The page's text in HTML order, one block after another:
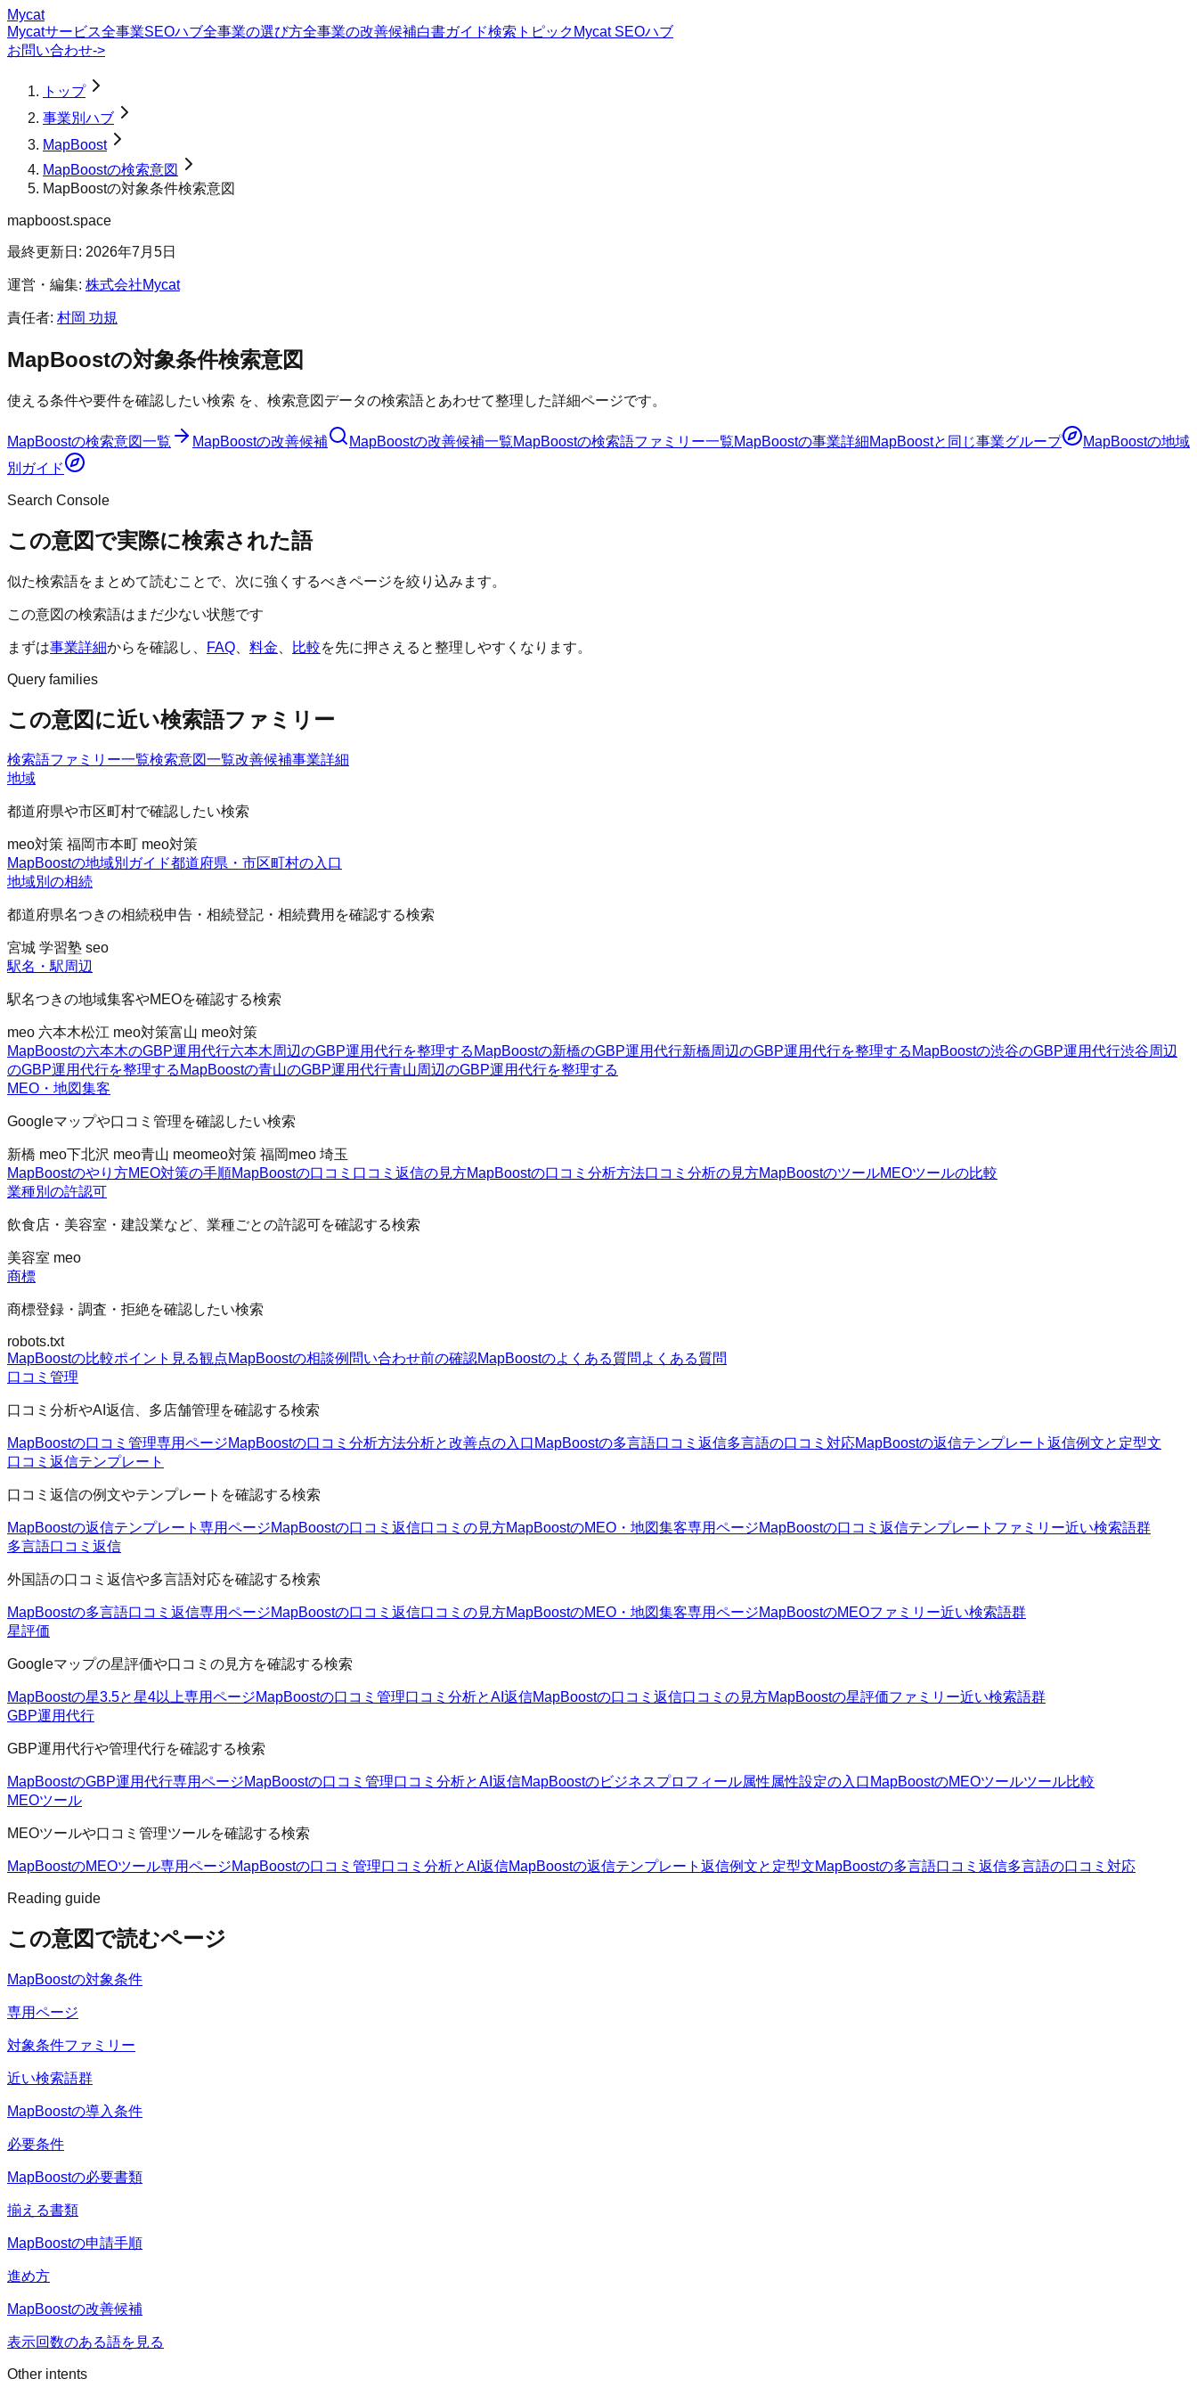
Mycat
Mycatサービス全事業SEOハブ全事業の選び方全事業の改善候補白書ガイド検索トピック Mycat SEOハブ
お問い合わせ->
トップ
事業別ハブ
MapBoost
MapBoostの検索意図
MapBoostの対象条件検索意図
mapboost.space
最終更新日: 2026年7月5日
運営・編集: 株式会社Mycat
責任者: 村岡 功規
MapBoostの対象条件検索意図
使える条件や要件を確認したい検索 を、検索意図データの検索語とあわせて整理した詳細ページです。
MapBoostの検索意図一覧 MapBoostの改善候補 MapBoostの改善候補一覧MapBoostの検索語ファミリー一覧MapBoostの事業詳細MapBoostと同じ事業グループ MapBoostの地域
別ガイド
Search Console
この意図で実際に検索された語
似た検索語をまとめて読むことで、次に強くするべきページを絞り込みます。
この意図の検索語はまだ少ない状態です
まずは事業詳細からを確認し、 FAQ 料金 比較を先に押さえると整理しやすくなります。
Query families
この意図に近い検索語ファミリー
検索語ファミリー一覧検索意図一覧改善候補事業詳細
地域
都道府県や市区町村で確認したい検索
meo対策 福岡市本町 meo対策
MapBoostの地域別ガイド都道府県・市区町村の入口
地域別の相続
都道府県名つきの相続税申告・相続登記・相続費用を確認する検索
宮城 学習塾 seo
駅名・駅周辺
駅名つきの地域集客やMEOを確認する検索
meo 六本木松江 meo対策富山 meo対策
MapBoostの六本木のGBP運用代行六本木周辺のGBP運用代行を整理する MapBoostの新橋のGBP運用代行新橋周辺のGBP運用代行を整理する MapBoostの渋谷のGBP運用代行渋谷周辺
のGBP運用代行を整理する MapBoostの青山のGBP運用代行青山周辺のGBP運用代行を整理する
MEO・地図集客
Googleマップや口コミ管理を確認したい検索
新橋 meo下北沢 meo青山 meomeo対策 福岡meo 埼玉
MapBoostのやり方MEO対策の手順MapBoostの口コミ 口コミ返信の見方MapBoostの口コミ分析方法口コミ分析の見方MapBoostのツールMEOツールの比較
業種別の許認可
飲食店・美容室・建設業など、業種ごとの許認可を確認する検索
美容室 meo
商標
商標登録・調査・拒絶を確認したい検索
robots.txt
MapBoostの比較ポイント 見る観点MapBoostの相談例 問い合わせ前の確認MapBoostのよくある質問 よくある質問
口コミ管理
口コミ分析やAI返信、多店舗管理を確認する検索
MapBoostの口コミ管理専用ページMapBoostの口コミ分析方法分析と改善点の入口 MapBoostの多言語口コミ返信多言語の口コミ対応MapBoostの返信テンプレート 返信例文と定型文
口コミ返信テンプレート
口コミ返信の例文やテンプレートを確認する検索
MapBoostの返信テンプレート 専用ページMapBoostの口コミ返信口コミの見方MapBoostのMEO・地図集客専用ページMapBoostの口コミ返信テンプレートファミリー近い検索語群
多言語口コミ返信
外国語の口コミ返信や多言語対応を確認する検索
MapBoostの多言語口コミ返信専用ページMapBoostの口コミ返信口コミの見方MapBoostのMEO・地図集客専用ページMapBoostのMEOファミリー近い検索語群
星評価
Googleマップの星評価や口コミの見方を確認する検索
MapBoostの星3.5と星4以上専用ページMapBoostの口コミ管理口コミ分析とAI返信MapBoostの口コミ返信口コミの見方MapBoostの星評価ファミリー近い検索語群
GBP運用代行
GBP運用代行や管理代行を確認する検索
MapBoostのGBP運用代行専用ページMapBoostの口コミ管理口コミ分析とAI返信MapBoostのビジネスプロフィール属性属性設定の入口 MapBoostのMEOツールツール比較
MEOツール
MEOツールや口コミ管理ツールを確認する検索
MapBoostのMEOツール専用ページMapBoostの口コミ管理口コミ分析とAI返信MapBoostの返信テンプレート 返信例文と定型文MapBoostの多言語口コミ返信多言語の口コミ対応
Reading guide
この意図で読むページ
MapBoostの対象条件
専用ページ
対象条件ファミリー
近い検索語群
MapBoostの導入条件
必要条件
MapBoostの必要書類
揃える書類
MapBoostの申請手順
進め方
MapBoostの改善候補
表示回数のある語を見る
Other intents